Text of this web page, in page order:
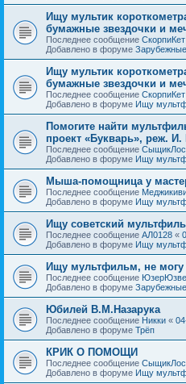
Ищу мультик
бумажные звездочки и
Последнее сообщение СкорпиКет
Добавлено в форуме
Ищу мультик
бумажные звездочки и
Последнее сообщение СкорпиКет
Добавлено в форуме Ищу
Помогите найти
проект «Букварь», реж. И.
Последнее сообщение
Добавлено в форуме Ищу
Мыша-помощница у
Последнее сообщение
Добавлено в форуме Ищу
Ищу советский
Последнее сообщение АЛ0128 «
Добавлено в форуме Ищу
Ищу мультфильм, не могу
Последнее сообщение
Добавлено в форуме
Юбилей В.М.Назарука
Последнее сообщение Никки «
Добавлено в форуме Трёп
КРИК О ПОМОЩИ
Последнее сообщение
Добавлено в форуме Ищу